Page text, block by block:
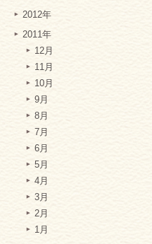
2012年
2011年
12月
11月
10月
9月
8月
7月
6月
5月
4月
3月
2月
1月